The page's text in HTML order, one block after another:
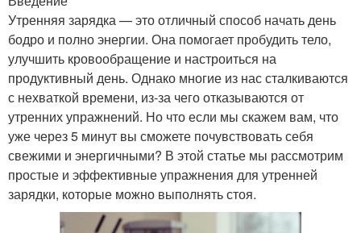
Утренняя зарядка — это отличный способ начать день
бодро и полно энергии. Она помогает пробудить тело,
улучшить кровообращение и настроиться на
продуктивный день. Однако многие из нас сталкиваются
с нехваткой времени, из-за чего отказываются от
утренних упражнений. Но что если мы скажем вам, что
уже через 5 минут вы сможете почувствовать себя
свежими и энергичными? В этой статье мы рассмотрим
простые и эффективные упражнения для утренней
зарядки, которые можно выполнять стоя.